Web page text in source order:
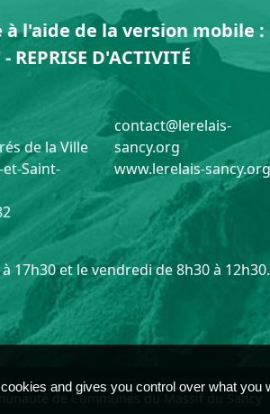
l'aide de la version mobile :
REPRISE D'ACTIVITÉ
de la Ville
et-Saint-
contact@lerelais-
sancy.org
www.lerelais-
17h30 et le vendredi de 8h30 à 12h30.
de Communes du Massif du Sancy
and gives you control over what you